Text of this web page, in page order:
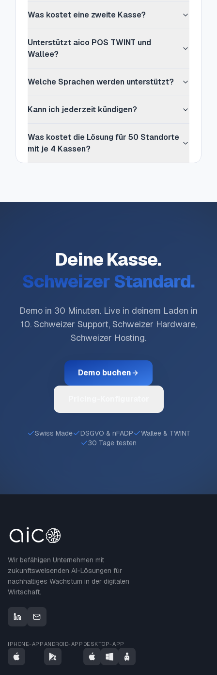
Was kostet eine zweite Kasse?
Unterstützt aico POS TWINT und
Wallee?
Welche Sprachen werden unterstützt?
Kann ich jederzeit kündigen?
Was kostet die Lösung für 50 Standorte
mit je 4 Kassen?
Deine Kasse.
Schweizer Standard.
Demo in 30 Minuten. Live in deinem Laden in
10. Schweizer Support, Schweizer Hardware,
Schweizer Hosting.
Demo buchen
Swiss Made DSGVO & nFADP
Wallee & TWINT
30 Tage testen
Wir befähigen Unternehmen mit
zukunftsweisenden AI-Lösungen für
nachhaltiges Wachstum in der digitalen
Wirtschaft.
IPHONE-APPANDROID-APP DESKTOP-APP